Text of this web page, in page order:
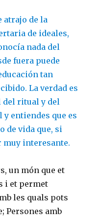
atrajo de la
de ideales,
nada del
fuera puede
tan
La verdad es
del ritual y del
entiendes que es
de vida que, si
muy interesante.
un món que et
i et permet
les quals pots
Persones amb